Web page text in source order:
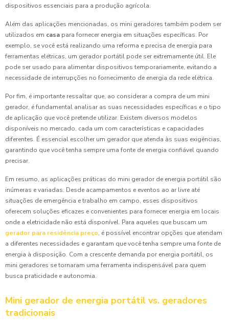
dispositivos essenciais para a produção agrícola.
Além das aplicações mencionadas, os mini geradores também podem ser
utilizados em casa para fornecer energia em situações específicas. Por
exemplo, se você está realizando uma reforma e precisa de energia para
ferramentas elétricas, um gerador portátil pode ser extremamente útil. Ele
pode ser usado para alimentar dispositivos temporariamente, evitando a
necessidade de interrupções no fornecimento de energia da rede elétrica.
Por fim, é importante ressaltar que, ao considerar a compra de um mini
gerador, é fundamental analisar as suas necessidades específicas e o tipo
de aplicação que você pretende utilizar. Existem diversos modelos
disponíveis no mercado, cada um com características e capacidades
diferentes. É essencial escolher um gerador que atenda às suas exigências,
garantindo que você tenha sempre uma fonte de energia confiável quando
precisar.
Em resumo, as aplicações práticas do mini gerador de energia portátil são
inúmeras e variadas. Desde acampamentos e eventos ao ar livre até
situações de emergência e trabalho em campo, esses dispositivos
oferecem soluções eficazes e convenientes para fornecer energia em locais
onde a eletricidade não está disponível. Para aqueles que buscam um
gerador para residência preço, é possível encontrar opções que atendam
a diferentes necessidades e garantam que você tenha sempre uma fonte de
energia à disposição. Com a crescente demanda por energia portátil, os
mini geradores se tornaram uma ferramenta indispensável para quem
busca praticidade e autonomia.
Mini gerador de energia portátil vs. geradores
tradicionais